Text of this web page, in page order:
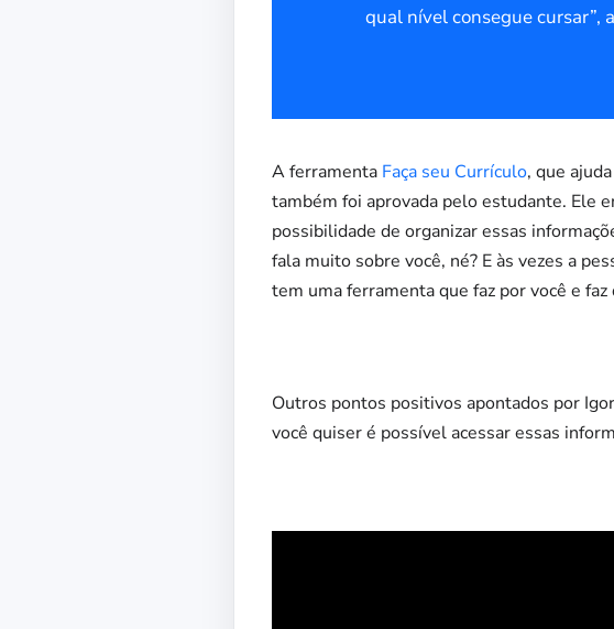
qual nível consegue cursar”,
A ferramenta Faça seu Currículo, que
também foi aprovada pelo estudante. Ele
possibilidade de organizar essas
fala muito sobre você, né? E às vezes a
tem uma ferramenta que faz por você e
Outros pontos positivos apontados por
você quiser é possível acessar essas